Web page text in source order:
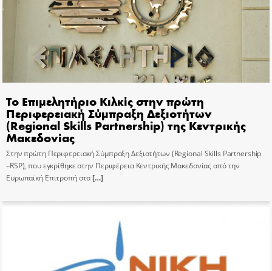
Το Επιμελητήριο Κιλκίς στην πρώτη
Περιφερειακή Σύμπραξη Δεξιοτήτων
(Regional Skills Partnership) της Κεντρικής
Μακεδονίας
Στην πρώτη Περιφερειακή Σύμπραξη Δεξιοτήτων (Regional Skills Partnership
–RSP), που εγκρίθηκε στην Περιφέρεια Κεντρικής Μακεδονίας από την
Ευρωπαϊκή Επιτροπή στο[…]